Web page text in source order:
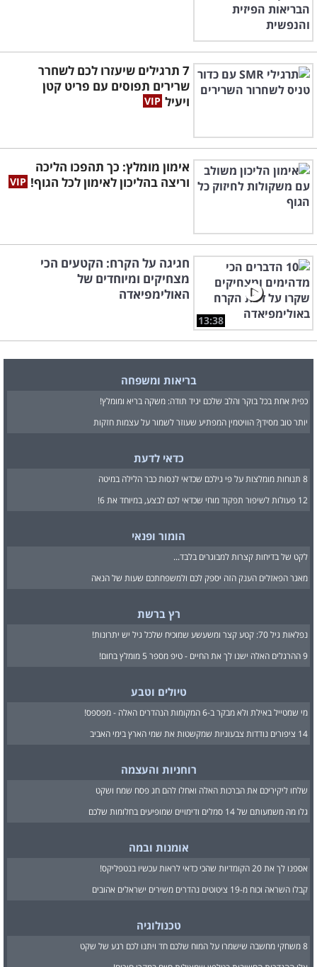
7 תרגילים שיעזרו לכם לשחרר
שרירים תפוסים עם פריט קטן
ויעיל
אימון מומלץ: כך תהפכו הליכה
וריצה בהליכון לאימון לכל הגוף!
13:38
חגיגה על הקרח: הקטעים הכי
מצחיקים ומיוחדים של
האולימפיאדה
בריאות ומשפחה
כפית אחת בכל בוקר והלב שלכם יגיד תודה: משקה בריא ומומלץ!
יותר טוב מסידן? הוויטמין המפתיע שעוזר לשמור על עצמות חזקות
כדאי לדעת
8 תנוחות מומלצות על פי גילכם שכדאי לנסות כבר הלילה במיטה
12 פעולות לשיפור תפקוד מוחי שכדאי לכם לבצע, במיוחד את 6!
הומור ופנאי
לקט של בדיחות קצרות למבוגרים בלבד...
מאגר הפאזלים הענק הזה יספק לכם ולמשפחתכם שעות של הנאה
רץ ברשת
נפלאות גיל 70: קטע קצר ומשעשע שמוכיח שלכל גיל יש יתרונות!
9 ההרגלים האלה ישנו לך את החיים - טיפ מספר 5 מומלץ בחום!
טיולים וטבע
מי שמטייל באילת ולא מבקר ב-6 המקומות הנהדרים האלה - מפספס!
14 ציפורים נודדות צבעוניות שמקשטות את שמי הארץ בימי האביב
רוחניות והעצמה
שלחו ליקיריכם את הברכות האלה ואחלו להם חג פסח שמח ושקט
גלו מה משמעותם של 14 סמלים ודימויים שמופיעים בחלומות שלכם
אומנות ובמה
אספנו לך את 20 הקומדיות שהכי כדאי לראות עכשיו בנטפליקס!
קבלו השראה וכוח מ-19 ציטוטים נהדרים משירים ישראלים אהובים
טכנולוגיה
8 משחקי מחשבה שישמרו על המוח שלכם חד ויתנו לכם רגע של שקט